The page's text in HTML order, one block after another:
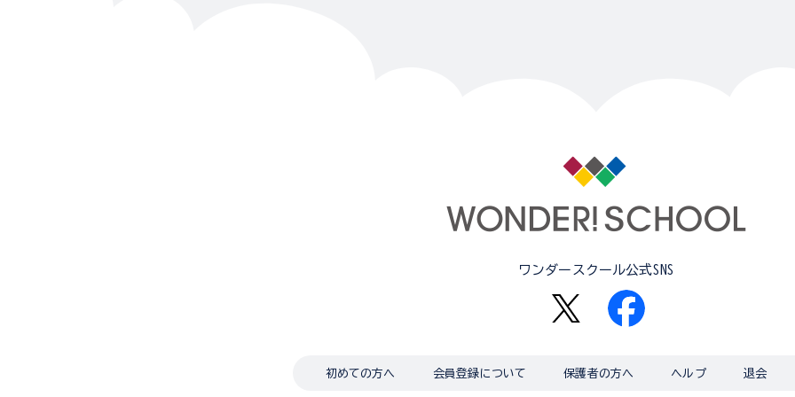
ワンダースクール公式SNS
初めての方へ 会員登録について 保護者の方へ ヘルプ 退会